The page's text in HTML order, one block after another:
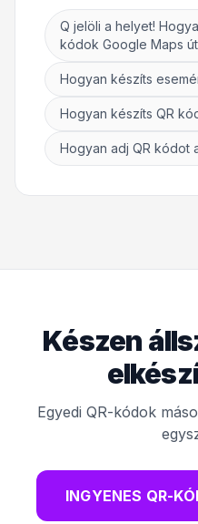
Q jelöli a helyet!
kódok Google Maps
Hogyan készíts
Hogyan készíts QR
Hogyan adj QR kódot
Készen
Egyedi QR-kódok
INGYENES QR-